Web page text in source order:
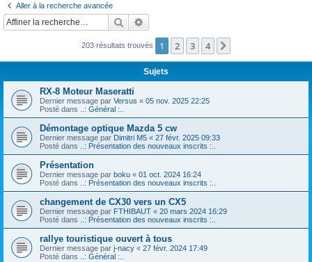
Aller à la recherche avancée
Rechercher
203 résultats trouvés 1 2 3 4
Sujets
RX-8 Moteur Maseratti
Dernier message par Versus « 05 nov. 2025 22:25
Posté dans
..: Général :..
Démontage optique Mazda 5 cw
Dernier message par Dimitri M5 « 27 févr. 2025 09:33
Posté dans
..: Présentation des nouveaux inscrits :..
Présentation
Dernier message par boku « 01 oct. 2024 16:24
Posté dans
..: Présentation des nouveaux inscrits :..
changement de CX30 vers un CX5
Dernier message par FTHIBAUT « 20 mars 2024 16:29
Posté dans
..: Présentation des nouveaux inscrits :..
rallye touristique ouvert à tous
Dernier message par j-nacy « 27 févr. 2024 17:49
Posté dans
..: Général :..